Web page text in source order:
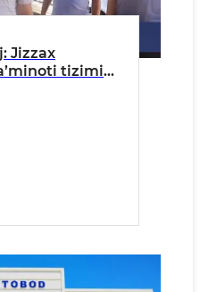
Jizzax
tizimi